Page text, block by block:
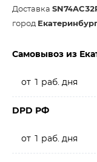
Доставка
город
Самовывоз из
от 1 раб. дня
DPD РФ
от 1 раб. дня